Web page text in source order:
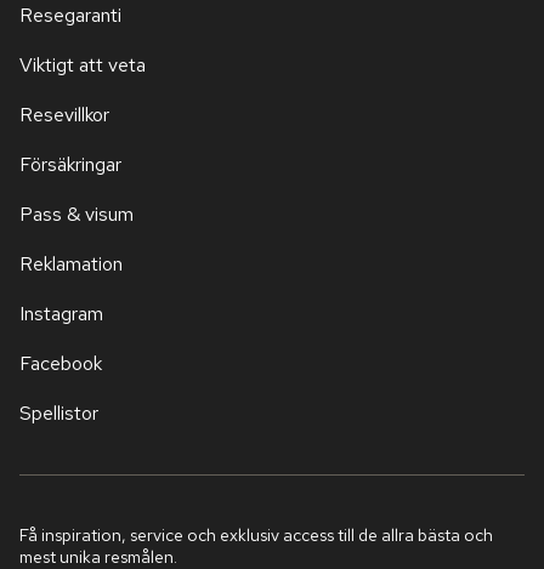
Resegaranti
Viktigt att veta
Resevillkor
Försäkringar
Pass & visum
Reklamation
Instagram
Facebook
Spellistor
Få inspiration, service och exklusiv access till de allra bästa och
mest unika resmålen.